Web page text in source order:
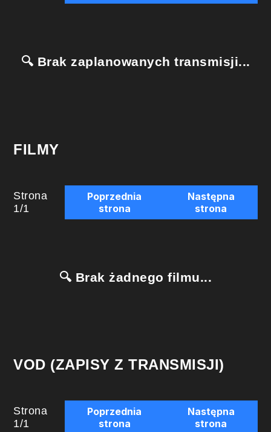
🔍 Brak zaplanowanych transmisji...
FILMY
Strona
1/1
Poprzednia
strona
Następna
strona
🔍 Brak żadnego filmu...
VOD (ZAPISY Z TRANSMISJI)
Strona
1/1
Poprzednia
strona
Następna
strona